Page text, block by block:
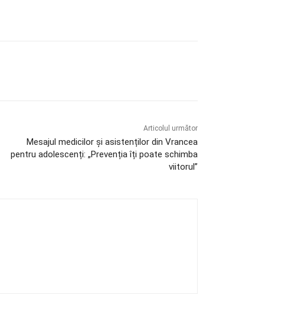
Articolul următor
Mesajul medicilor și asistenților din Vrancea
pentru adolescenți: „Prevenția îți poate schimba
viitorul”